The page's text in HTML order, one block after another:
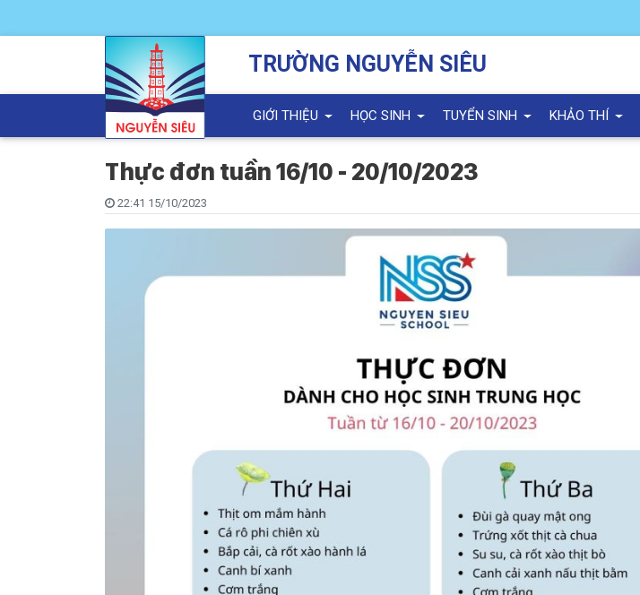
TRƯỜNG NGUYỄN SIÊU
GIỚI THIỆU HỌC SINH TUYỂN SINH KHẢO THÍ
Thực đơn tuần 16/10 - 20/10/2023
22:41 15/10/2023